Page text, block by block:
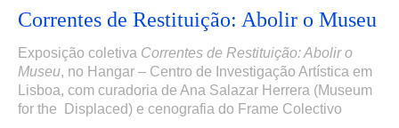
Correntes de Restituição: Abolir o Museu
Exposição coletiva Correntes de Restituição: Abolir o
Museu, no Hangar – Centro de Investigação Artística em
Lisboa, com curadoria de Ana Salazar Herrera (Museum
for the Displaced) e cenografia do Frame Colectivo